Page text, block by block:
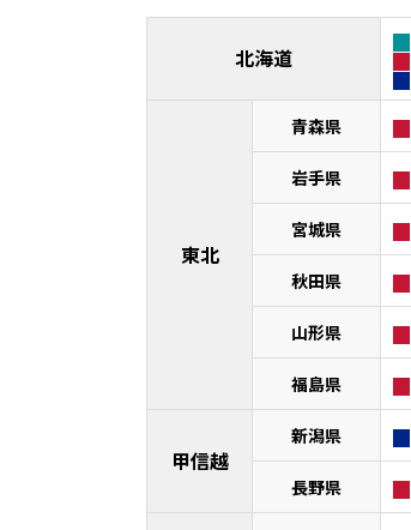
北海道
東北
青森県
岩手県
宮城県
秋田県
山形県
福島県
甲信越
新潟県
長野県